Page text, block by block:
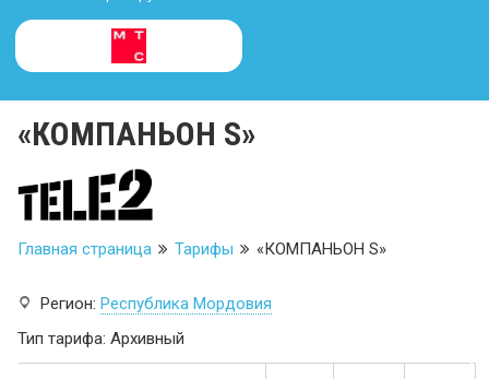
«КОМПАНЬОН S»
Главная страница Тарифы «КОМПАНЬОН S»
Регион: Республика Мордовия
Тип тарифа: Архивный